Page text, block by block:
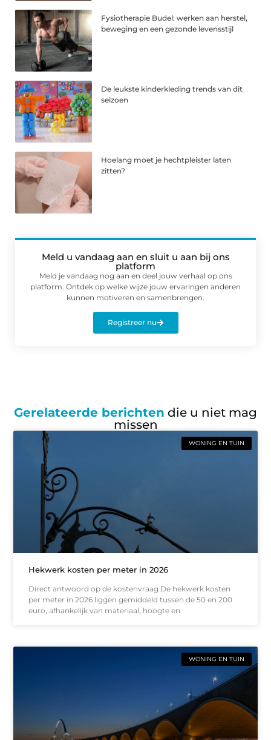
Fysiotherapie Budel: werken aan herstel,
beweging en een gezonde levensstijl
De leukste kinderkleding trends van dit
seizoen
Hoelang moet je hechtpleister laten
zitten?
Meld u vandaag aan en sluit u aan bij ons
platform
Meld je vandaag nog aan en deel jouw verhaal op ons
platform. Ontdek op welke wijze jouw ervaringen anderen
kunnen motiveren en samenbrengen.
Registreer nu
Gerelateerde berichten die u niet mag
missen
WONING EN TUIN
Hekwerk kosten per meter in 2026
Direct antwoord op de kostenvraag De hekwerk kosten
per meter in 2026 liggen gemiddeld tussen de 50 en 200
euro, afhankelijk van materiaal, hoogte en
WONING EN TUIN